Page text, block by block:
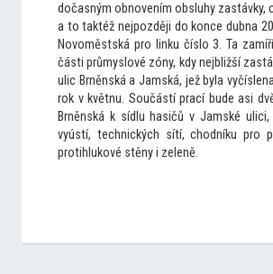
dočasným obnovením obsluhy zastávky,
a to taktéž nejpozději do konce dubna
Novoměstská pro linku číslo 3. Ta
části průmyslové zóny, kdy nejbližší
ulic Brněnská a Jamská, jež byla
rok v květnu. Součástí prací bude asi
Brněnská k sídlu hasičů v Jamské
vyústí, technických sítí, chodníku pro
protihlukové stěny i zeleně.